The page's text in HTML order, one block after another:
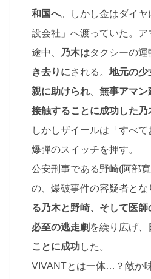
和国へ。しかし金はダイ
設会社」へ渡っていた。ア
途中、
乃木はタクシーの
き去りにされる。 地元の少
親に助けられ
無事アマン
接触することに成功した乃
しかしザイールは「すべ
爆弾のスイッチを押す。
公安刑事である野崎(阿部
の、爆破事件の容疑者とな
る乃木と野崎、そして医
必至の逃走劇 を繰り広げ、
ことに成功した。
VIVANTとは一体…？敵か